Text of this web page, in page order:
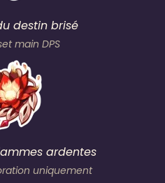
destin brisé
main DPS
ardentes
uniquement